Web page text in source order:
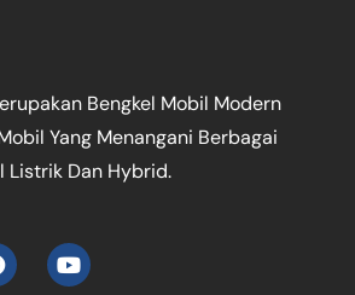
Bengkel Mobil Modern
Yang Menangani Berbagai
Listrik Dan Hybrid.